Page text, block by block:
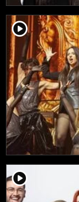
player2
player2